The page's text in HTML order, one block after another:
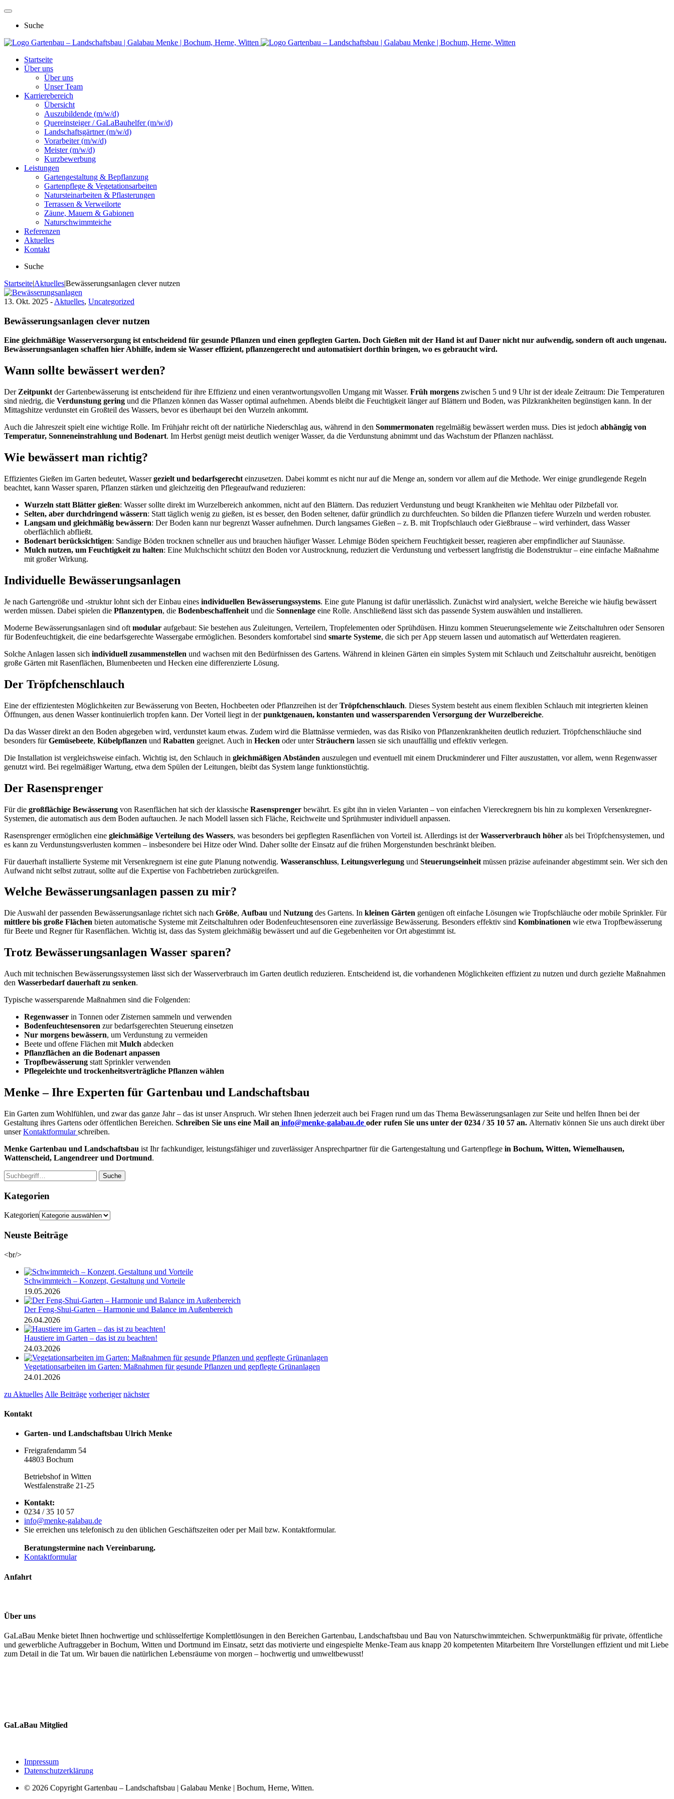
Suche
Gartenbau – Landschaftsbau | Galabau Menke | Bochum, Herne, Witten
Gartenbau – Landschaftsbau | Galabau Menke | Bochum, Herne, Witten
Startseite
Über uns
Über uns
Unser Team
Karrierebereich
Übersicht
Auszubildende (m/w/d)
Quereinsteiger / GaLaBauhelfer (m/w/d)
Landschaftsgärtner (m/w/d)
Vorarbeiter (m/w/d)
Meister (m/w/d)
Kurzbewerbung
Leistungen
Gartengestaltung & Bepflanzung
Gartenpflege & Vegetationsarbeiten
Natursteinarbeiten & Pflasterungen
Terrassen & Verweilorte
Zäune, Mauern & Gabionen
Naturschwimmteiche
Referenzen
Aktuelles
Kontakt
Suche
Startseite|Aktuelles|Bewässerungsanlagen clever nutzen
13. Okt. 2025 - Aktuelles, Uncategorized
Bewässerungsanlagen clever nutzen
Eine gleichmäßige Wasserversorgung ist entscheidend für gesunde Pflanzen und einen gepflegten Garten. Doch Gießen mit der Hand ist auf Dauer nicht nur aufwendig, sondern oft auch ungenau.
Bewässerungsanlagen schaffen hier Abhilfe, indem sie Wasser effizient, pflanzengerecht und automatisiert dorthin bringen, wo es gebraucht wird.
Wann sollte bewässert werden?
Der Zeitpunkt der Gartenbewässerung ist entscheidend für ihre Effizienz und einen verantwortungsvollen Umgang mit Wasser. Früh morgens zwischen 5 und 9 Uhr ist der ideale Zeitraum: Die Temperaturen
sind niedrig, die Verdunstung gering und die Pflanzen können das Wasser optimal aufnehmen. Abends bleibt die Feuchtigkeit länger auf Blättern und Boden, was Pilzkrankheiten begünstigen kann. In der
Mittagshitze verdunstet ein Großteil des Wassers, bevor es überhaupt bei den Wurzeln ankommt.
Auch die Jahreszeit spielt eine wichtige Rolle. Im Frühjahr reicht oft der natürliche Niederschlag aus, während in den Sommermonaten regelmäßig bewässert werden muss. Dies ist jedoch abhängig von
Temperatur, Sonneneinstrahlung und Bodenart. Im Herbst genügt meist deutlich weniger Wasser, da die Verdunstung abnimmt und das Wachstum der Pflanzen nachlässt.
Wie bewässert man richtig?
Effizientes Gießen im Garten bedeutet, Wassergezielt und bedarfsgerecht einzusetzen. Dabei kommt es nicht nur auf die Menge an, sondern vor allem auf die Methode. Wer einige grundlegende Regeln
beachtet, kann Wasser sparen, Pflanzen stärken und gleichzeitig den Pflegeaufwand reduzieren:
Wurzeln statt Blätter gießen: Wasser sollte direkt im Wurzelbereich ankommen, nicht auf den Blättern. Das reduziert Verdunstung und beugt Krankheiten wie Mehltau oder Pilzbefall vor.
Selten, aber durchdringend wässern: Statt täglich wenig zu gießen, ist es besser, den Boden seltener, dafür gründlich zu durchfeuchten. So bilden die Pflanzen tiefere Wurzeln und werden robuster.
Langsam und gleichmäßig bewässern: Der Boden kann nur begrenzt Wasser aufnehmen. Durch langsames Gießen – z. B. mit Tropfschlauch oder Gießbrause – wird verhindert, dass Wasser
oberflächlich abfließt.
Bodenart berücksichtigen: Sandige Böden trocknen schneller aus und brauchen häufiger Wasser. Lehmige Böden speichern Feuchtigkeit besser, reagieren aber empfindlicher auf Staunässe.
Mulch nutzen, um Feuchtigkeit zu halten: Eine Mulchschicht schützt den Boden vor Austrocknung, reduziert die Verdunstung und verbessert langfristig die Bodenstruktur – eine einfache Maßnahme
mit großer Wirkung.
Individuelle Bewässerungsanlagen
Je nach Gartengröße und -struktur lohnt sich der Einbau eines individuellen Bewässerungssystems. Eine gute Planung ist dafür unerlässlich. Zunächst wird analysiert, welche Bereiche wie häufig bewässert
werden müssen. Dabei spielen die Pflanzentypen, die Bodenbeschaffenheit und die Sonnenlage eine Rolle. Anschließend lässt sich das passende System auswählen und installieren.
Moderne Bewässerungsanlagen sind oft modular aufgebaut: Sie bestehen aus Zuleitungen, Verteilern, Tropfelementen oder Sprühdüsen. Hinzu kommen Steuerungselemente wie Zeitschaltuhren oder Sensoren
für Bodenfeuchtigkeit, die eine bedarfsgerechte Wassergabe ermöglichen. Besonders komfortabel sind smarte Systeme, die sich per App steuern lassen und automatisch auf Wetterdaten reagieren.
Solche Anlagen lassen sich individuell zusammenstellen und wachsen mit den Bedürfnissen des Gartens. Während in kleinen Gärten ein simples System mit Schlauch und Zeitschaltuhr ausreicht, benötigen
große Gärten mit Rasenflächen, Blumenbeeten und Hecken eine differenzierte Lösung.
Der Tröpfchenschlauch
Eine der effizientesten Möglichkeiten zur Bewässerung von Beeten, Hochbeeten oder Pflanzreihen ist derTröpfchenschlauch. Dieses System besteht aus einem flexiblen Schlauch mit integrierten kleinen
Öffnungen, aus denen Wasser kontinuierlich tropfen kann. Der Vorteil liegt in derpunktgenauen, konstanten und wassersparenden Versorgung der Wurzelbereiche.
Da das Wasser direkt an den Boden abgegeben wird, verdunstet kaum etwas. Zudem wird die Blattnässe vermieden, was das Risiko von Pflanzenkrankheiten deutlich reduziert. Tröpfchenschläuche sind
besonders fürGemüsebeete, Kübelpflanzen und Rabatten geeignet. Auch in Hecken oder unterSträuchern lassen sie sich unauffällig und effektiv verlegen.
Die Installation ist vergleichsweise einfach. Wichtig ist, den Schlauch in gleichmäßigen Abständen auszulegen und eventuell mit einem Druckminderer und Filter auszustatten, vor allem, wenn Regenwasser
genutzt wird. Bei regelmäßiger Wartung, etwa dem Spülen der Leitungen, bleibt das System lange funktionstüchtig.
Der Rasensprenger
Für die großflächige Bewässerung von Rasenflächen hat sich der klassische Rasensprenger bewährt. Es gibt ihn in vielen Varianten – von einfachen Viereckregnern bis hin zu komplexen Versenkregner-
Systemen, die automatisch aus dem Boden auftauchen. Je nach Modell lassen sich Fläche, Reichweite und Sprühmuster individuell anpassen.
Rasensprenger ermöglichen eine gleichmäßige Verteilung des Wassers, was besonders bei gepflegten Rasenflächen von Vorteil ist. Allerdings ist derWasserverbrauch höher als bei Tröpfchensystemen, und
es kann zu Verdunstungsverlusten kommen – insbesondere bei Hitze oder Wind. Daher sollte der Einsatz auf die frühen Morgenstunden beschränkt bleiben.
Für dauerhaft installierte Systeme mit Versenkregnern ist eine gute Planung notwendig. Wasseranschluss, Leitungsverlegung und Steuerungseinheit müssen präzise aufeinander abgestimmt sein. Wer sich den
Aufwand nicht selbst zutraut, sollte auf die Expertise von Fachbetrieben zurückgreifen.
Welche Bewässerungsanlagen passen zu mir?
Die Auswahl der passenden Bewässerungsanlage richtet sich nach Größe, Aufbau und Nutzung des Gartens. In kleinen Gärten genügen oft einfache Lösungen wie Tropfschläuche oder mobile Sprinkler. Für
mittlere bis große Flächen bieten automatische Systeme mit Zeitschaltuhren oder Bodenfeuchtesensoren eine zuverlässige Bewässerung. Besonders effektiv sind Kombinationen wie etwa Tropfbewässerung
für Beete und Regner für Rasenflächen. Wichtig ist, dass das System gleichmäßig bewässert und auf die Gegebenheiten vor Ort abgestimmt ist.
Trotz Bewässerungsanlagen Wasser sparen?
Auch mit technischen Bewässerungssystemen lässt sich der Wasserverbrauch im Garten deutlich reduzieren. Entscheidend ist, die vorhandenen Möglichkeiten effizient zu nutzen und durch gezielte Maßnahmen
den Wasserbedarf dauerhaft zu senken.
Typische wassersparende Maßnahmen sind die Folgenden:
Regenwasser in Tonnen oder Zisternen sammeln und verwenden
Bodenfeuchtesensoren zur bedarfsgerechten Steuerung einsetzen
Nur morgens bewässern, um Verdunstung zu vermeiden
Beete und offene Flächen mit Mulch abdecken
Pflanzflächen an die Bodenart anpassen
Tropfbewässerung statt Sprinkler verwenden
Pflegeleichte und trockenheitsverträgliche Pflanzen wählen
Menke – Ihre Experten für Gartenbau und Landschaftsbau
Ein Garten zum Wohlfühlen, und zwar das ganze Jahr – das ist unser Anspruch. Wir stehen Ihnen jederzeit auch bei Fragen rund um das Thema Bewässerungsanlagen zur Seite und helfen Ihnen bei der
Gestaltung ihres Gartens oder öffentlichen Bereichen. Schreiben Sie uns eine Mail an info@menke-galabau.de oder rufen Sie uns unter der 0234 / 35 10 57 an. Alternativ können Sie uns auch direkt über
unserKontaktformularschreiben.
Menke Gartenbau und Landschaftsbau ist Ihr fachkundiger, leistungsfähiger und zuverlässiger Ansprechpartner für die Gartengestaltung und Gartenpflege in Bochum, Witten, Wiemelhausen,
Wattenscheid, Langendreer und Dortmund.
Suche
Kategorien
Kategorien
Neuste Beiträge
<br/>
Schwimmteich – Konzept, Gestaltung und Vorteile
19.05.2026
Der Feng-Shui-Garten – Harmonie und Balance im Außenbereich
26.04.2026
Haustiere im Garten – das ist zu beachten!
24.03.2026
Vegetationsarbeiten im Garten: Maßnahmen für gesunde Pflanzen und gepflegte Grünanlagen
24.01.2026
zu Aktuelles Alle Beiträge vorheriger nächster
Kontakt
Garten- und Landschaftsbau Ulrich Menke
Freigrafendamm 54
44803 Bochum
Betriebshof in Witten
Westfalenstraße 21-25
Kontakt:
0234 / 35 10 57
info@menke-galabau.de
Sie erreichen uns telefonisch zu den üblichen Geschäftszeiten oder per Mail bzw. Kontaktformular.
Beratungstermine nach Vereinbarung.
Kontaktformular
Anfahrt
Über uns
GaLaBau Menke bietet Ihnen hochwertige und schlüsselfertige Komplettlösungen in den Bereichen Gartenbau, Landschaftsbau und Bau von Naturschwimmteichen. Schwerpunktmäßig für private, öffentliche
und gewerbliche Auftraggeber in Bochum, Witten und Dortmund im Einsatz, setzt das motivierte und eingespielte Menke-Team aus knapp 20 kompetenten Mitarbeitern Ihre Vorstellungen effizient und mit Liebe
zum Detail in die Tat um. Wir bauen die natürlichen Lebensräume von morgen – hochwertig und umweltbewusst!
GaLaBau Mitglied
Impressum
Datenschutzerklärung
© 2026 Copyright Gartenbau – Landschaftsbau | Galabau Menke | Bochum, Herne, Witten.